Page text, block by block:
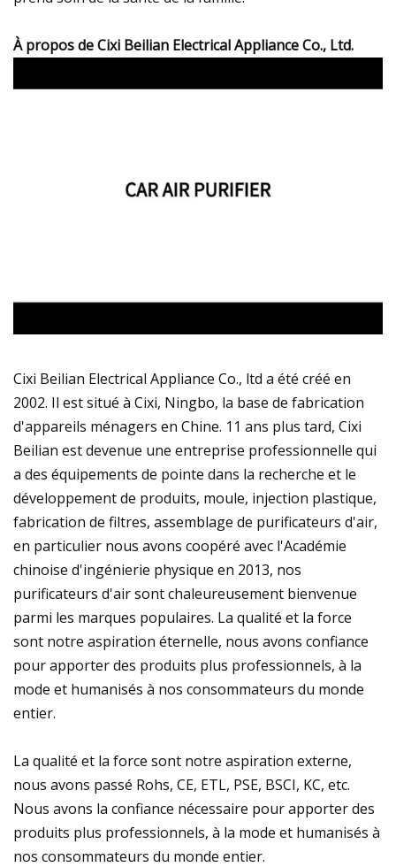
À propos de Cixi Beilian Electrical Appliance Co., Ltd.
Cixi Beilian Electrical Appliance Co., ltd a été créé en
2002. Il est situé à Cixi, Ningbo, la base de fabrication
d'appareils ménagers en Chine. 11 ans plus tard, Cixi
Beilian est devenue une entreprise professionnelle qui
a des équipements de pointe dans la recherche et le
développement de produits, moule, injection plastique,
fabrication de filtres, assemblage de purificateurs d'air,
en particulier nous avons coopéré avec l'Académie
chinoise d'ingénierie physique en 2013, nos
purificateurs d'air sont chaleureusement bienvenue
parmi les marques populaires. La qualité et la force
sont notre aspiration éternelle, nous avons confiance
pour apporter des produits plus professionnels, à la
mode et humanisés à nos consommateurs du monde
entier.
La qualité et la force sont notre aspiration externe,
nous avons passé Rohs, CE, ETL, PSE, BSCI, KC, etc.
Nous avons la confiance nécessaire pour apporter des
produits plus professionnels, à la mode et humanisés à
nos consommateurs du monde entier.